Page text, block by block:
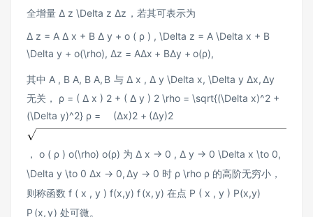
全增量 Δ z \Delta z Δz ，若其可表示为
Δ z = A Δ x + B Δ y + o ( ρ ) , \Delta z = A \Delta x + B
\Delta y + o(\rho), Δz = AΔx + BΔy + o(ρ),
其中 A , B A, B A, B 与 Δ x , Δ y \Delta x, \Delta y Δx, Δy
无关，
ρ = ( Δ x ) 2 + ( Δ y ) 2 \rho = \sqrt{(\Delta x)^2 +
(\Delta y)^2} ρ = (Δx)2 + (Δy)2
， o ( ρ ) o(\rho) o(ρ) 为 Δ x → 0 , Δ y → 0 \Delta x \to 0,
\Delta y \to 0 Δx → 0, Δy → 0 时 ρ \rho ρ 的高阶无穷小，
则称函数 f ( x , y ) f(x,y) f(x,y) 在点 P ( x , y ) P(x,y)
P (x,y) 处可微。